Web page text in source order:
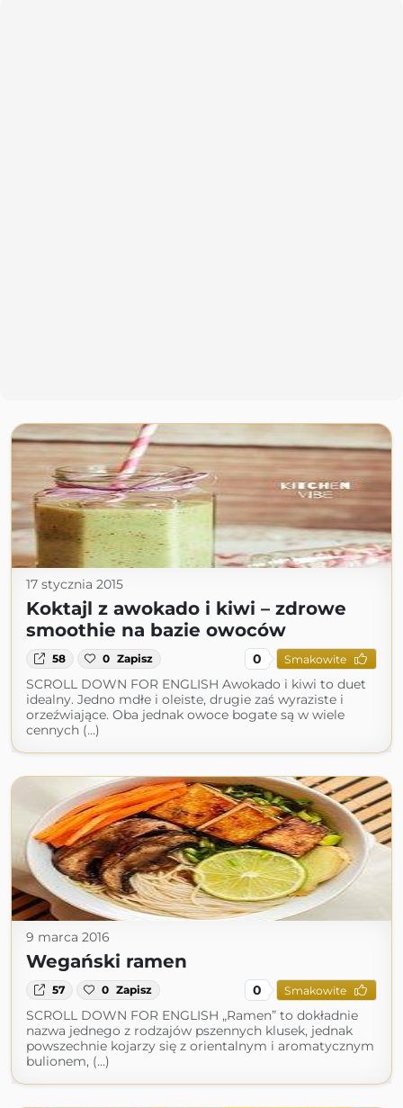
17 stycznia 2015
Koktajl z awokado i kiwi – zdrowe
smoothie na bazie owoców
58 0 Zapisz 0 Smakowite
SCROLL DOWN FOR ENGLISH Awokado i kiwi to duet
idealny. Jedno mdłe i oleiste, drugie zaś wyraziste i
orzeźwiające. Oba jednak owoce bogate są w wiele
cennych (...)
9 marca 2016
Wegański ramen
57 0 Zapisz 0 Smakowite
SCROLL DOWN FOR ENGLISH „Ramen” to dokładnie
nazwa jednego z rodzajów pszennych klusek, jednak
powszechnie kojarzy się z orientalnym i aromatycznym
bulionem, (...)